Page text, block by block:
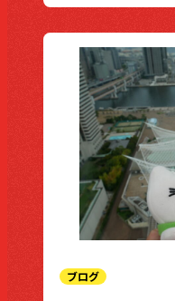
ブログ